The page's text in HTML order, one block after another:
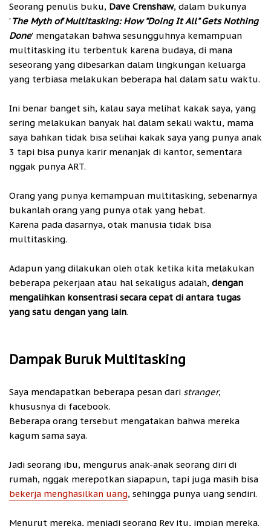
Seorang penulis buku, Dave Crenshaw, dalam bukunya
'The Myth of Multitasking: How "Doing It All" Gets Nothing
Done' mengatakan bahwa sesungguhnya kemampuan
multitasking itu terbentuk karena budaya, di mana
seseorang yang dibesarkan dalam lingkungan keluarga
yang terbiasa melakukan beberapa hal dalam satu waktu.
Ini benar banget sih, kalau saya melihat kakak saya, yang
sering melakukan banyak hal dalam sekali waktu, mama
saya bahkan tidak bisa selihai kakak saya yang punya anak
3 tapi bisa punya karir menanjak di kantor, sementara
nggak punya ART.
Orang yang punya kemampuan multitasking, sebenarnya
bukanlah orang yang punya otak yang hebat.
Karena pada dasarnya, otak manusia tidak bisa
multitasking.
Adapun yang dilakukan oleh otak ketika kita melakukan
beberapa pekerjaan atau hal sekaligus adalah, dengan
mengalihkan konsentrasi secara cepat di antara tugas
yang satu dengan yang lain.
Dampak Buruk Multitasking
Saya mendapatkan beberapa pesan dari stranger,
khususnya di facebook.
Beberapa orang tersebut mengatakan bahwa mereka
kagum sama saya.
Jadi seorang ibu, mengurus anak-anak seorang diri di
rumah, nggak merepotkan siapapun, tapi juga masih bisa
bekerja menghasilkan uang, sehingga punya uang sendiri.
Menurut mereka, menjadi seorang Rey itu, impian mereka.